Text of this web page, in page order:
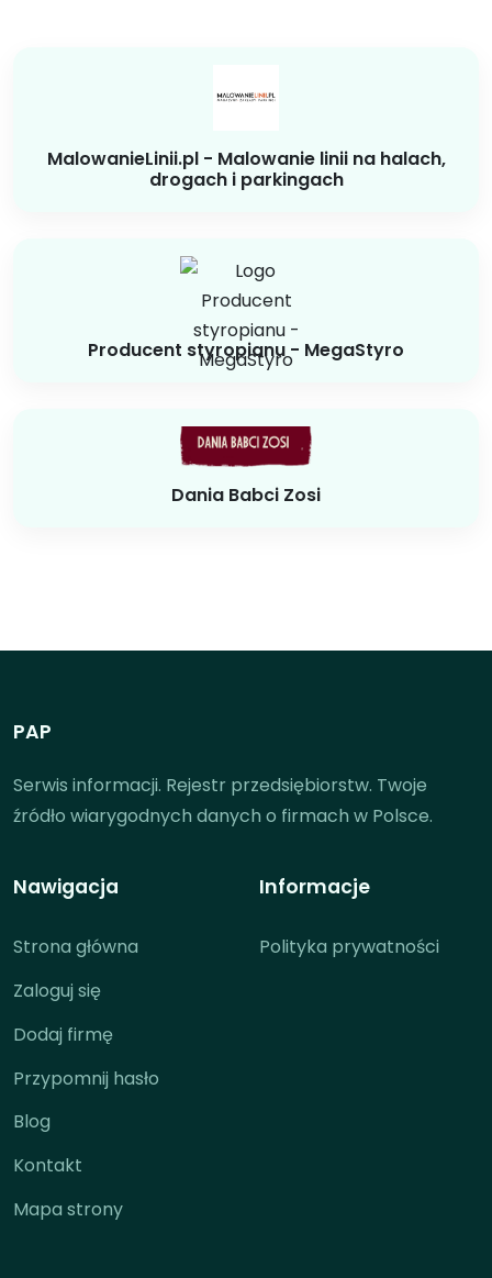
MalowanieLinii.pl - Malowanie linii na halach,
drogach i parkingach
Producent styropianu - MegaStyro
Dania Babci Zosi
PAP
Serwis informacji. Rejestr przedsiębiorstw. Twoje
źródło wiarygodnych danych o firmach w Polsce.
Nawigacja
Strona główna
Zaloguj się
Dodaj firmę
Przypomnij hasło
Blog
Kontakt
Mapa strony
Informacje
Polityka prywatności